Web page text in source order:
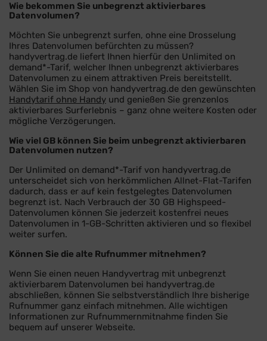
Wie bekommen Sie unbegrenzt aktivierbares
Datenvolumen?
Möchten Sie unbegrenzt surfen, ohne eine Drosselung
Ihres Datenvolumen befürchten zu müssen?
handyvertrag.de liefert Ihnen hierfür den Unlimited on
demand*-Tarif, welcher Ihnen unbegrenzt aktivierbares
Datenvolumen zu einem attraktiven Preis bereitstellt.
Wählen Sie im Shop von handyvertrag.de den gewünschten
Handytarif ohne Handy und genießen Sie grenzenlos
aktivierbares Surferlebnis – ganz ohne weitere Kosten oder
mögliche Verzögerungen.
Wie viel GB können Sie beim unbegrenzt aktivierbaren
Datenvolumen nutzen?
Der Unlimited on demand*-Tarif von handyvertrag.de
unterscheidet sich von herkömmlichen Allnet-Flat-Tarifen
dadurch, dass er auf kein festgelegtes Datenvolumen
begrenzt ist. Nach Verbrauch der 30 GB Highspeed-
Datenvolumen können Sie jederzeit kostenfrei neues
Datenvolumen in 1-GB-Schritten aktivieren und so flexibel
weiter surfen.
Können Sie die alte Rufnummer mitnehmen?
Wenn Sie einen neuen Handyvertrag mit unbegrenzt
aktivierbarem Datenvolumen bei handyvertrag.de
abschließen, können Sie selbstverständlich Ihre bisherige
Rufnummer ganz einfach mitnehmen. Alle wichtigen
Informationen zur Rufnummernmitnahme finden Sie
bequem auf unserer Webseite.